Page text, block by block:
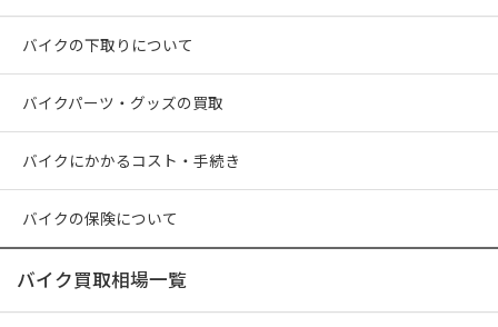
バイクの下取りについて
バイクパーツ・グッズの買取
バイクにかかるコスト・手続き
バイクの保険について
バイク買取相場一覧